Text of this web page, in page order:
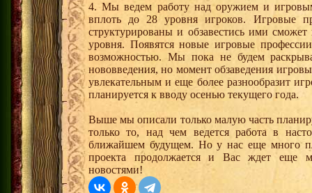
4. Мы ведем работу над оружием и
вплоть до 28 уровня игроков. Игровые
структурированы и обзавестись ими
уровня. Появятся новые игровые
возможностью. Мы пока не будем
нововведения, но момент обзаведения
увлекательным и еще более разнообразит
планируется к вводу осенью текущего года.
Выше мы описали только малую часть
только то, над чем ведется работа в
ближайшем будущем. Но у нас еще много
проекта продолжается и Вас ждет еще
новостями!